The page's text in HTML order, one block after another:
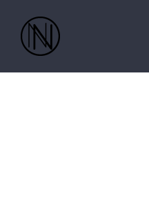
contenido